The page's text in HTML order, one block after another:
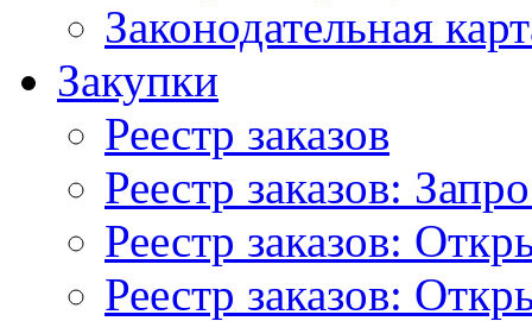
Законодательная
Закупки
Реестр заказов
Реестр заказов:
Реестр заказов:
Реестр заказов: